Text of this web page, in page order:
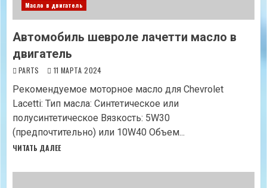
Масло в двигатель
Автомобиль шевроле лачетти масло в
двигатель
PARTS 11 МАРТА 2024
Рекомендуемое моторное масло для Chevrolet
Lacetti: Тип масла: Синтетическое или
полусинтетическое Вязкость: 5W30
(предпочтительно) или 10W40 Объем...
ЧИТАТЬ ДАЛЕЕ